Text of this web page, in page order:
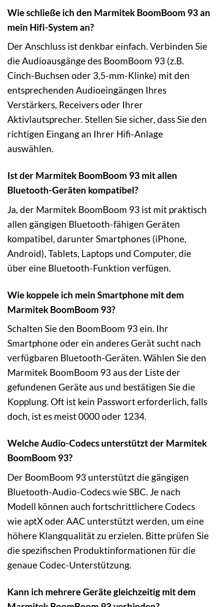
Wie schließe ich den Marmitek BoomBoom 93 an
mein Hifi-System an?
Der Anschluss ist denkbar einfach. Verbinden Sie
die Audioausgänge des BoomBoom 93 (z.B.
Cinch-Buchsen oder 3,5-mm-Klinke) mit den
entsprechenden Audioeingängen Ihres
Verstärkers, Receivers oder Ihrer
Aktivlautsprecher. Stellen Sie sicher, dass Sie den
richtigen Eingang an Ihrer Hifi-Anlage
auswählen.
Ist der Marmitek BoomBoom 93 mit allen
Bluetooth-Geräten kompatibel?
Ja, der Marmitek BoomBoom 93 ist mit praktisch
allen gängigen Bluetooth-fähigen Geräten
kompatibel, darunter Smartphones (iPhone,
Android), Tablets, Laptops und Computer, die
über eine Bluetooth-Funktion verfügen.
Wie koppele ich mein Smartphone mit dem
Marmitek BoomBoom 93?
Schalten Sie den BoomBoom 93 ein. Ihr
Smartphone oder ein anderes Gerät sucht nach
verfügbaren Bluetooth-Geräten. Wählen Sie den
Marmitek BoomBoom 93 aus der Liste der
gefundenen Geräte aus und bestätigen Sie die
Kopplung. Oft ist kein Passwort erforderlich, falls
doch, ist es meist 0000 oder 1234.
Welche Audio-Codecs unterstützt der Marmitek
BoomBoom 93?
Der BoomBoom 93 unterstützt die gängigen
Bluetooth-Audio-Codecs wie SBC. Je nach
Modell können auch fortschrittlichere Codecs
wie aptX oder AAC unterstützt werden, um eine
höhere Klangqualität zu erzielen. Bitte prüfen Sie
die spezifischen Produktinformationen für die
genaue Codec-Unterstützung.
Kann ich mehrere Geräte gleichzeitig mit dem